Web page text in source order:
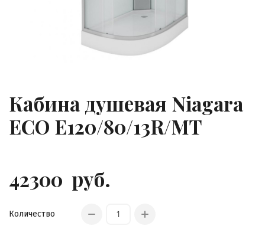
Кабина душевая Niagara
ECO E120/80/13R/МТ
42300 руб.
Количество